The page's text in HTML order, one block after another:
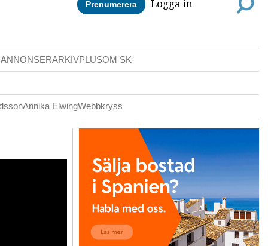
Prenumerera Logga in
ARKIVPLUSOM SK
Annika ElwingWebbkryss